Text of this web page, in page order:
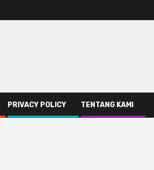
PRIVACY POLICY TENTANG KAMI